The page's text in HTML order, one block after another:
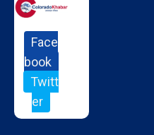
Face
book
Twitt
er